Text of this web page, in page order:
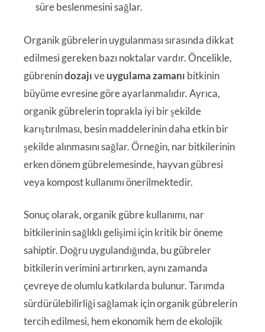
süre beslenmesini sağlar.
Organik gübrelerin uygulanması sırasında dikkat
edilmesi gereken bazı noktalar vardır. Öncelikle,
gübrenindozajıveuygulama zamanı bitkinin
büyüme evresine göre ayarlanmalıdır. Ayrıca,
organik gübrelerin toprakla iyi bir şekilde
karıştırılması, besin maddelerinin daha etkin bir
şekilde alınmasını sağlar. Örneğin, nar bitkilerinin
erken dönem gübrelemesinde, hayvan gübresi
veya kompost kullanımı önerilmektedir.
Sonuç olarak, organik gübre kullanımı, nar
bitkilerinin sağlıklı gelişimi için kritik bir öneme
sahiptir. Doğru uygulandığında, bu gübreler
bitkilerin verimini artırırken, aynı zamanda
çevreye de olumlu katkılarda bulunur. Tarımda
sürdürülebilirliği sağlamak için organik gübrelerin
tercih edilmesi, hem ekonomik hem de ekolojik